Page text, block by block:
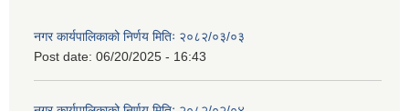
नगर कार्यपालिकाको निर्णय मितिः २०८२/०३/०३
Post date: 06/20/2025 - 16:43